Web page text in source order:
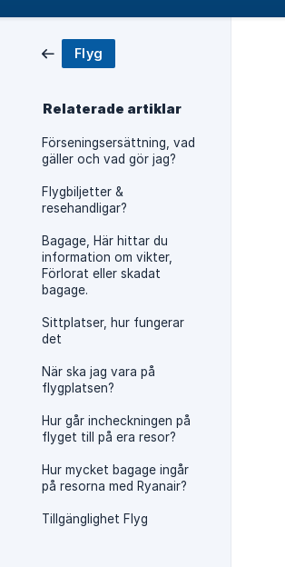
Flyg
Relaterade artiklar
Förseningsersättning, vad
gäller och vad gör jag?
Flygbiljetter &
resehandligar?
Bagage, Här hittar du
information om vikter,
Förlorat eller skadat
bagage.
Sittplatser, hur fungerar
det
När ska jag vara på
flygplatsen?
Hur går incheckningen på
flyget till på era resor?
Hur mycket bagage ingår
på resorna med Ryanair?
Tillgänglighet Flyg